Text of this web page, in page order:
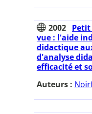
2002 Petit
vue : l'aide
didactique
d'analyse
efficacité et
Auteurs :